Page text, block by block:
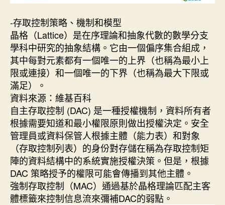
-存取控制策略、機制和模型
晶格（Lattice）是在序理論和抽象代數的數學分支
學科中研究的抽象結構。它由一個偏序集合組成，
其中每對元素都有一個唯一的上界（也稱為最小上
限或連接）和一個唯一的下界（也稱為最大下限或
滿足）。
資料來源：維基百科
自主存取控制 (DAC) 是一種授權機制，資料所有者
根據需要知道和最小權限原則做出授權決定。安全
管理員或資料保管人根據主體（能力表）和對象
（存取控制列表）的身份對存儲在稱為存取控制矩
陣的資料結構中的系統實施授權決策。但是，根據
DAC 策略授予的權限可能會傳播到其他主體。
強制存取控制（MAC）通過基於晶格理論匹配主客
體標籤來控制信息流來彌補DAC的弱點。